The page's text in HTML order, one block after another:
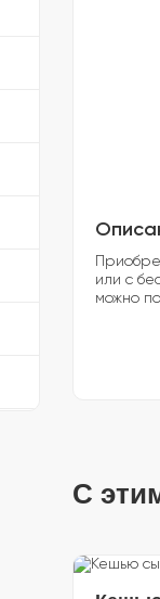
или с
можно
С